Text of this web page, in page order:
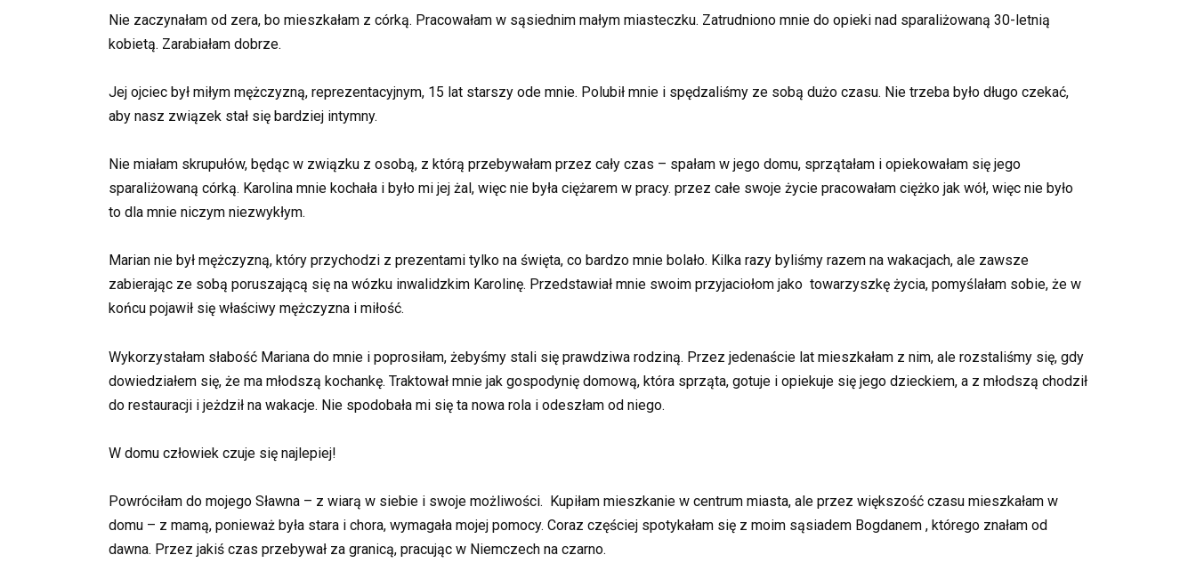
Nie zaczynałam od zera, bo mieszkałam z córką. Pracowałam w sąsiednim małym miasteczku. Zatrudniono mnie do opieki nad sparaliżowaną 30-letnią
kobietą. Zarabiałam dobrze.
Jej ojciec był miłym mężczyzną, reprezentacyjnym, 15 lat starszy ode mnie. Polubił mnie i spędzaliśmy ze sobą dużo czasu. Nie trzeba było długo czekać,
aby nasz związek stał się bardziej intymny.
Nie miałam skrupułów, będąc w związku z osobą, z którą przebywałam przez cały czas – spałam w jego domu, sprzątałam i opiekowałam się jego
sparaliżowaną córką. Karolina mnie kochała i było mi jej żal, więc nie była ciężarem w pracy. przez całe swoje życie pracowałam ciężko jak wół, więc nie było
to dla mnie niczym niezwykłym.
Marian nie był mężczyzną, który przychodzi z prezentami tylko na święta, co bardzo mnie bolało. Kilka razy byliśmy razem na wakacjach, ale zawsze
zabierając ze sobą poruszającą się na wózku inwalidzkim Karolinę. Przedstawiał mnie swoim przyjaciołom jako towarzyszkę życia, pomyślałam sobie, że w
końcu pojawił się właściwy mężczyzna i miłość.
Wykorzystałam słabość Mariana do mnie i poprosiłam, żebyśmy stali się prawdziwa rodziną. Przez jedenaście lat mieszkałam z nim, ale rozstaliśmy się, gdy
dowiedziałem się, że ma młodszą kochankę. Traktował mnie jak gospodynię domową, która sprząta, gotuje i opiekuje się jego dzieckiem, a z młodszą chodził
do restauracji i jeżdził na wakacje. Nie spodobała mi się ta nowa rola i odeszłam od niego.
W domu człowiek czuje się najlepiej!
Powróciłam do mojego Sławna – z wiarą w siebie i swoje możliwości. Kupiłam mieszkanie w centrum miasta, ale przez większość czasu mieszkałam w
domu – z mamą, ponieważ była stara i chora, wymagała mojej pomocy. Coraz częściej spotykałam się z moim sąsiadem Bogdanem , którego znałam od
dawna. Przez jakiś czas przebywał za granicą, pracując w Niemczech na czarno.